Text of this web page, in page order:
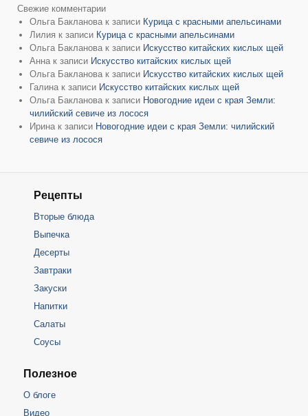
Свежие комментарии
Ольга Бакланова к записи Курица с красными апельсинами
Лилия к записи Курица с красными апельсинами
Ольга Бакланова к записи Искусство китайских кислых щей
Анна к записи Искусство китайских кислых щей
Ольга Бакланова к записи Искусство китайских кислых щей
Галина к записи Искусство китайских кислых щей
Ольга Бакланова к записи Новогодние идеи с края Земли:
чилийский севиче из лосося
Ирина к записи Новогодние идеи с края Земли: чилийский
севиче из лосося
Рецепты
Вторые блюда
Выпечка
Десерты
Завтраки
Закуски
Напитки
Салаты
Соусы
Полезное
О блоге
Видео